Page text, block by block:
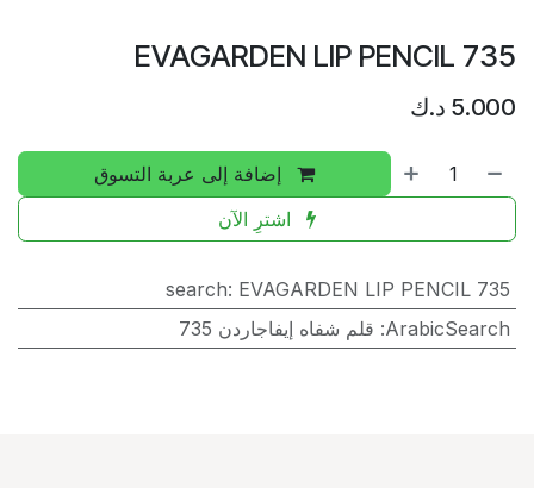
EVAGARDEN LIP PENCIL 735
5.000 د.ك
إضافة إلى عربة التسوق
اشترِ الآن
search: EVAGARDEN LIP PENCIL 735
ArabicSearch
: قلم شفاه إيفاجاردن 735